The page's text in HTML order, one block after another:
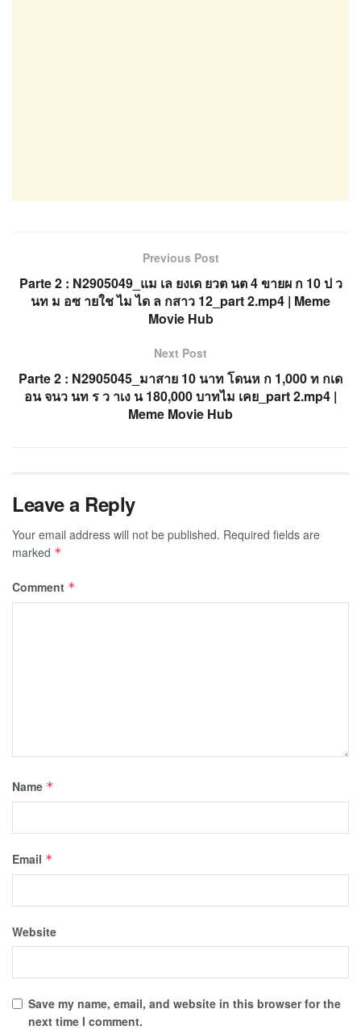
Previous Post
Parte 2 : N2905049_แม เล ยงเด ยวต นต 4 ขายผ ก 10 ป ว
นท ม อซ ายใช ไม ได ล กสาว 12_part 2.mp4 | Meme
Movie Hub
Next Post
Parte 2 : N2905045_มาสาย 10 นาท โดนห ก 1,000 ท กเด
อน จนว นท ร ว าเง น 180,000 บาทไม เคย_part 2.mp4 |
Meme Movie Hub
Leave a Reply
Your email address will not be published. Required fields are
marked *
Comment *
Name *
Email *
Website
Save my name, email, and website in this browser for the
next time I comment.